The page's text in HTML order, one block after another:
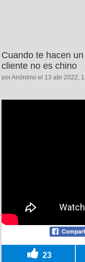
Cuando te hacen
cliente no es chino
por Anónimo el 13 abr 2022,
23